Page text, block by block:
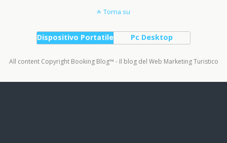
Torna su
Dispositivo Portatile Pc Desktop
All content Copyright Booking Blog™ - Il blog del Web Marketing Turistico